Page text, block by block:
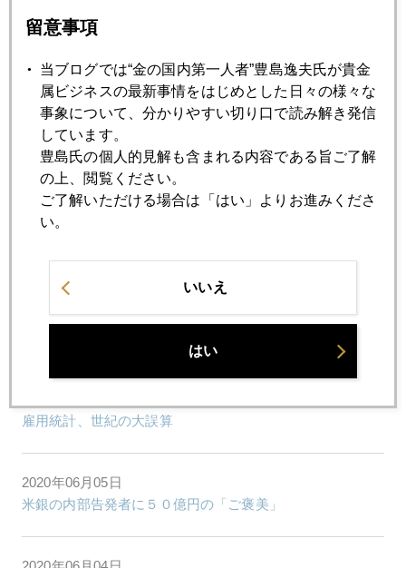
2020年06月12日
株コロナバブル破綻、金には若干の換金売り
2020年06月11日
FOMC、 金には満額回答
2020年06月10日
2020年06月09日
雇用統計、世紀の大誤算
2020年06月05日
米銀の内部告発者に５０億円の「ご褒美」
留意事項
当ブログでは“金の国内第一人者”豊島逸夫氏が貴金
属ビジネスの最新事情をはじめとした日々の様々な
事象について、分かりやすい切り口で読み解き発信
しています。
豊島氏の個人的見解も含まれる内容である旨ご了解
の上、閲覧ください。
ご了解いただける場合は「はい」よりお進みくださ
い。
いいえ
はい